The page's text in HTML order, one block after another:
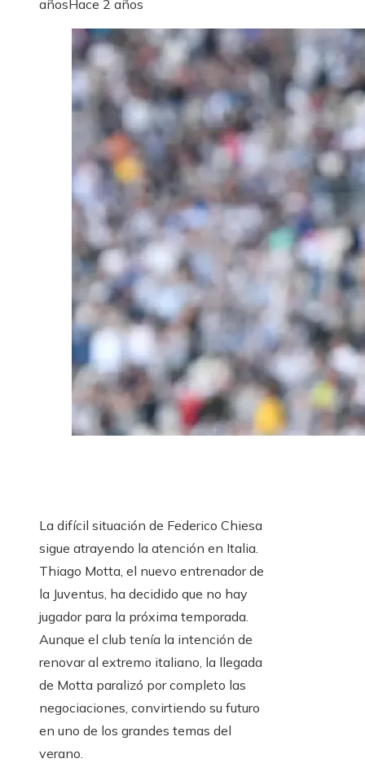
añosHace 2 años
La difícil situación de Federico Chiesa
sigue atrayendo la atención en Italia.
Thiago Motta, el nuevo entrenador de
la Juventus, ha decidido que no hay
jugador para la próxima temporada.
Aunque el club tenía la intención de
renovar al extremo italiano, la llegada
de Motta paralizó por completo las
negociaciones, convirtiendo su futuro
en uno de los grandes temas del
verano.